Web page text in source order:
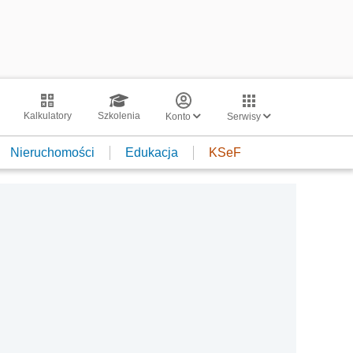
Kalkulatory Szkolenia Konto Serwisy
Nieruchomości Edukacja KSeF